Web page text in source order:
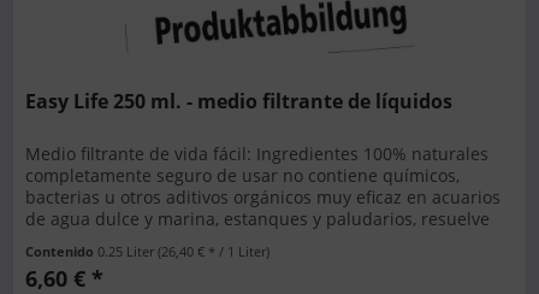
Easy Life 250 ml. - medio filtrante de líquidos
Medio filtrante de vida fácil: Ingredientes 100% naturales
completamente seguro de usar no contiene químicos,
bacterias u otros aditivos orgánicos muy eficaz en acuarios
de agua dulce y marina, estanques y paludarios, resuelve
Contenido 0.25 Liter(26,40 € * / 1 Liter)
6,60 € *